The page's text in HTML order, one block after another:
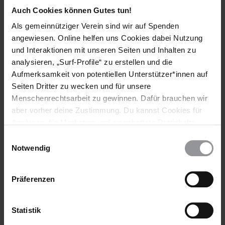
Auch Cookies können Gutes tun!
Als gemeinnütziger Verein sind wir auf Spenden
angewiesen. Online helfen uns Cookies dabei Nutzung
und Interaktionen mit unseren Seiten und Inhalten zu
analysieren, „Surf-Profile“ zu erstellen und die
Aufmerksamkeit von potentiellen Unterstützer*innen auf
Seiten Dritter zu wecken und für unsere
Menschenrechtsarbeit zu gewinnen. Dafür brauchen wir
aber vorher deine Zustimmung. Du kannst Cookies für
wieder ändern. Diesen Banner kannst Du über den Link
Notwendig
Präferenzen
Statistik
Themen
Diskriminierung
Flüchtlinge & Asyl
Menschenrechtsverteidiger*innen
Sexuelle & Reproduktive Rechte